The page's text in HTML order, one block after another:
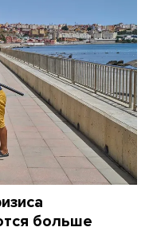
больше